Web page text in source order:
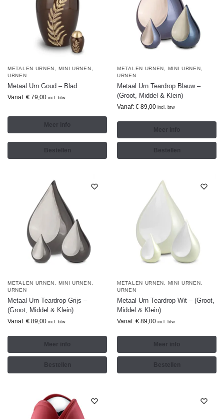
METALEN URNEN MINI URNEN
URNEN
Metaal Urn Goud – Blad
Vanaf: € 79,00 incl. btw
Meer info
Bestellen
METALEN URNEN MINI URNEN
URNEN
Metaal Urn Teardrop Blauw –
(Groot, Middel & Klein)
Vanaf: € 89,00 incl. btw
Meer info
Bestellen
METALEN URNEN MINI URNEN
URNEN
Metaal Urn Teardrop Grijs –
(Groot, Middel & Klein)
Vanaf: € 89,00 incl. btw
Meer info
Bestellen
METALEN URNEN MINI URNEN
URNEN
Metaal Urn Teardrop Wit – (Groot,
Middel & Klein)
Vanaf: € 89,00 incl. btw
Meer info
Bestellen